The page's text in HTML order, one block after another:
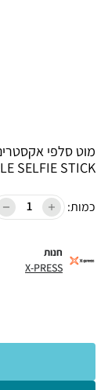
SELFIE STICK
כמות:
חנות
X-PRESS